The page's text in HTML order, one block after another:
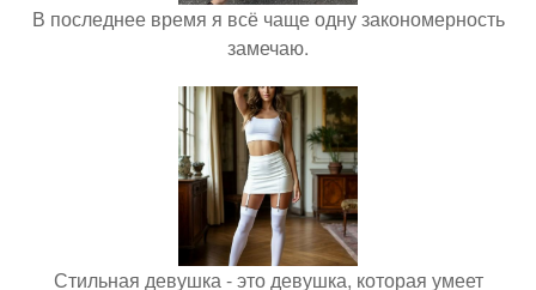
В последнее время я всё чаще одну закономерность
замечаю.
Стильная девушка - это девушка, которая умеет